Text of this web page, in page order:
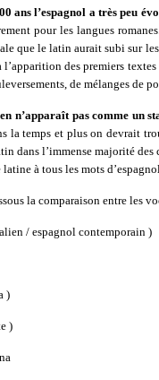
ans l’espagnol a très peu
pour les langues
que le latin aurait subi sur
l’apparition des premiers
de mélanges de
n’apparaît pas comme un
la temps et plus on devrait
dans l’immense majorité des
à tous les mots
la comparaison entre les
/ espagnol contemporain )
)
)